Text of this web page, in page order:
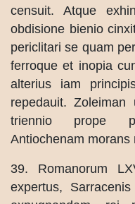
censuit. Atque
obdisione bienio
periclitari se quam
ferroque et inopia
alterius iam
repedauit. Zoleiman
triennio prope
Antiochenam morans
39. Romanorum
expertus,